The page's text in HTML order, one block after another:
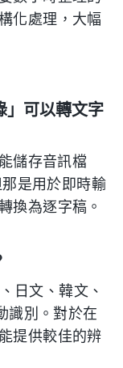
化處理，大幅
」可以轉文字
儲存音訊檔
是用於即時輸
換為逐字稿。
日文、韓文、
識別。對於在
提供較佳的辨